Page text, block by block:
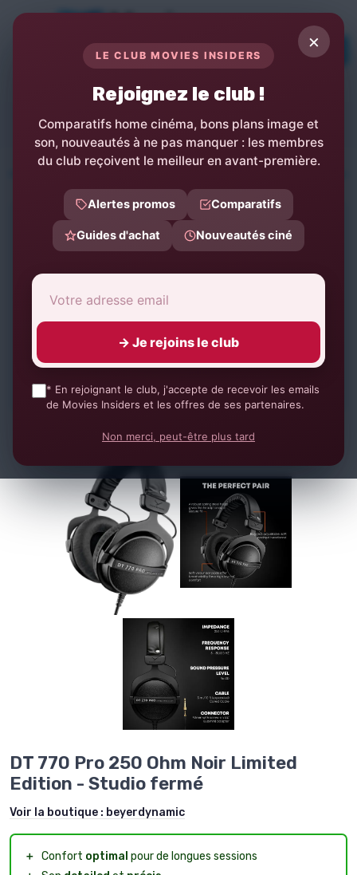
LE MEDIA DE L'ACTUALITÉ ET MATERIEL
TOPs
beyerdynamic
Voir l'offre
4,7 sur 5 ★★★★★
★★★★★
3593 avis
3 ★
2 ★
1 ★
DT 770 Pro 250 Ohm Noir Limited
Edition - Studio fermé
Voir la boutique : beyerdynamic
＋ Confort optimal pour de longues sessions
×
LE CLUB MOVIES INSIDERS
Rejoignez le club !
Comparatifs home cinéma, bons plans image et
son, nouveautés à ne pas manquer : les membres
du club reçoivent le meilleur en avant-première.
Alertes promos Comparatifs
Guides d'achat Nouveautés ciné
→ Je rejoins le club
* En rejoignant le club, j'accepte de recevoir les emails
de Movies Insiders et les offres de ses partenaires.
Non merci, peut-être plus tard
Panneau de gestion des cookies